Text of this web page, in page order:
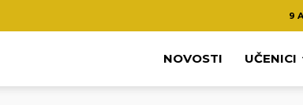
9
NOVOSTI UČENICI